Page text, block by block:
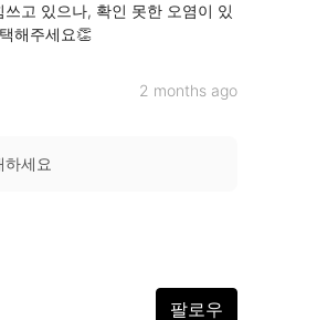
고 있으나, 확인 못한 오염이 있
해주세요👏
2 months ago
세요
팔로우